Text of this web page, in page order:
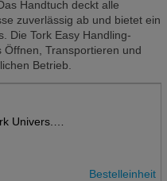
Handtuch deckt alle
zuverlässig ab und bietet ein
Die Tork Easy Handling-
Transportieren und
Betrieb.
Univers.H1
TAD
1-lagig
Bestelleinheit